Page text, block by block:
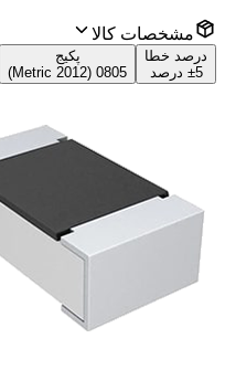
مشخصات کالا
درصد خطا
±5 درصد
پکیج
0805 (2012 Metric)